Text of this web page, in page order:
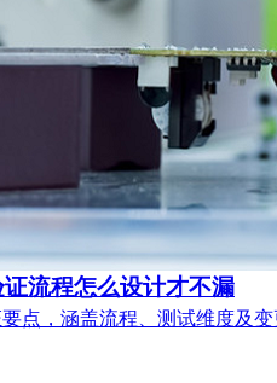
流程怎么设计才不漏
点，涵盖流程、测试维度及